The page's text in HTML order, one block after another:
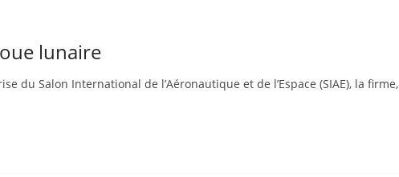
lunaire
du Salon International de l’Aéronautique et de l’Espace (SIAE), la firme,